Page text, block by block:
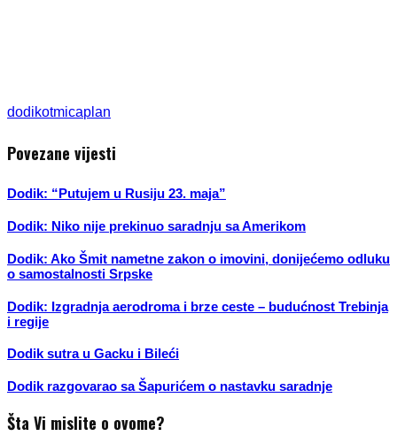
dodikotmicaplan
Povezane vijesti
Dodik: “Putujem u Rusiju 23. maja”
Dodik: Niko nije prekinuo saradnju sa Amerikom
Dodik: Ako Šmit nametne zakon o imovini, donijećemo odluku
o samostalnosti Srpske
Dodik: Izgradnja aerodroma i brze ceste – budućnost Trebinja
i regije
Dodik sutra u Gacku i Bileći
Dodik razgovarao sa Šapurićem o nastavku saradnje
Šta Vi mislite o ovome?